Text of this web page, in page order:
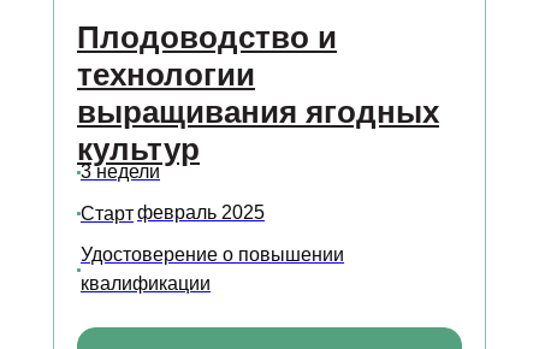
Плодоводство и
технологии
выращивания ягодных
культур
Удостоверение о повышении
квалификации
Стартфевраль 2025
3 недели